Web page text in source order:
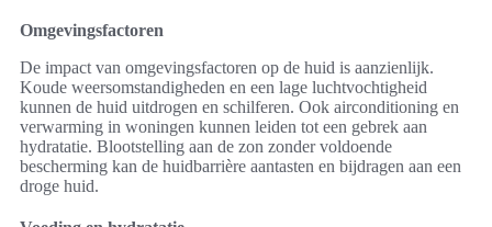
Omgevingsfactoren
De impact van omgevingsfactoren op de huid is aanzienlijk.
Koude weersomstandigheden en een lage luchtvochtigheid
kunnen de huid uitdrogen en schilferen. Ook airconditioning en
verwarming in woningen kunnen leiden tot een gebrek aan
hydratatie. Blootstelling aan de zon zonder voldoende
bescherming kan de huidbarrière aantasten en bijdragen aan een
droge huid.